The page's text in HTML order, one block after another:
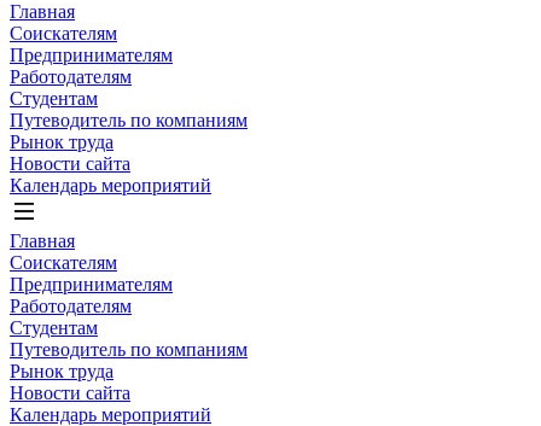
Главная
Соискателям
Предпринимателям
Работодателям
Студентам
Путеводитель по компаниям
Рынок труда
Новости сайта
Календарь мероприятий
Главная
Соискателям
Предпринимателям
Работодателям
Студентам
Путеводитель по компаниям
Рынок труда
Новости сайта
Календарь мероприятий